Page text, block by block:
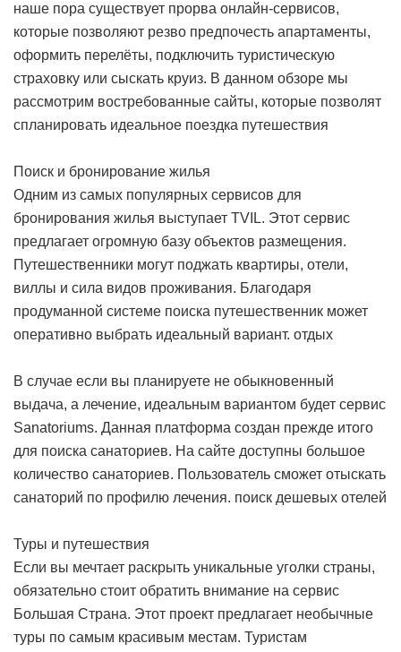
наше пора существует прорва онлайн-сервисов,
которые позволяют резво предпочесть апартаменты,
оформить перелёты, подключить туристическую
страховку или сыскать круиз. В данном обзоре мы
рассмотрим востребованные сайты, которые позволят
спланировать идеальное поездка путешествия
Поиск и бронирование жилья
Одним из самых популярных сервисов для
бронирования жилья выступает TVIL. Этот сервис
предлагает огромную базу объектов размещения.
Путешественники могут поджать квартиры, отели,
виллы и сила видов проживания. Благодаря
продуманной системе поиска путешественник может
оперативно выбрать идеальный вариант. отдых
В случае если вы планируете не обыкновенный
выдача, а лечение, идеальным вариантом будет сервис
Sanatoriums. Данная платформа создан прежде итого
для поиска санаториев. На сайте доступны большое
количество санаториев. Пользователь сможет отыскать
санаторий по профилю лечения. поиск дешевых отелей
Туры и путешествия
Если вы мечтает раскрыть уникальные уголки страны,
обязательно стоит обратить внимание на сервис
Большая Страна. Этот проект предлагает необычные
туры по самым красивым местам. Туристам